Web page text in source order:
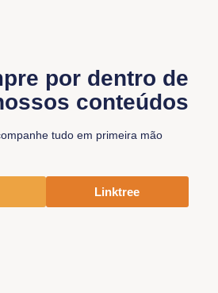
por dentro de
conteúdos
tudo em primeira mão
Linktree